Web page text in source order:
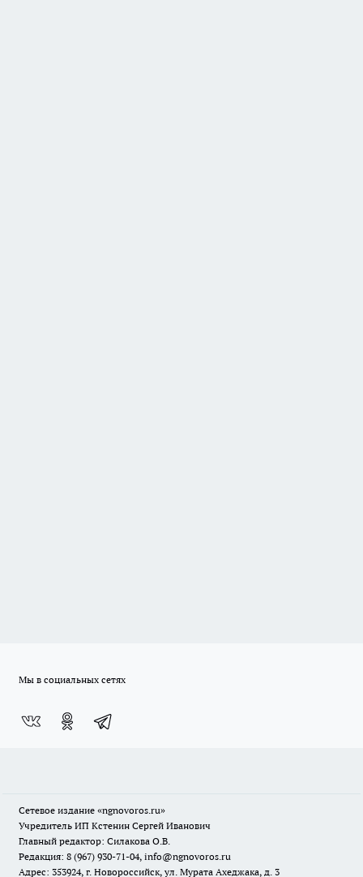
Мы в социальных сетях
Сетевое издание «ngnovoros.ru»
Учредитель ИП Кстенин Сергей Иванович
Главный редактор: Силакова О.В.
Редакция: 8 (967) 930-71-04, info@ngnovoros.ru
Адрес: 353924, г. Новороссийск, ул. Мурата Ахеджака, д. 3